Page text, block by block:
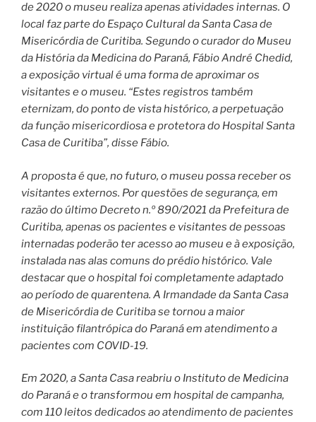
de 2020 o museu realiza apenas atividades internas. O
local faz parte do Espaço Cultural da Santa Casa de
Misericórdia de Curitiba. Segundo o curador do Museu
da História da Medicina do Paraná, Fábio André Chedid,
a exposição virtual é uma forma de aproximar os
visitantes e o museu. “Estes registros também
eternizam, do ponto de vista histórico, a perpetuação
da função misericordiosa e protetora do Hospital Santa
Casa de Curitiba”, disse Fábio.
A proposta é que, no futuro, o museu possa receber os
visitantes externos. Por questões de segurança, em
razão do último Decreto n.º 890/2021 da Prefeitura de
Curitiba, apenas os pacientes e visitantes de pessoas
internadas poderão ter acesso ao museu e à exposição,
instalada nas alas comuns do prédio histórico. Vale
destacar que o hospital foi completamente adaptado
ao período de quarentena. A Irmandade da Santa Casa
de Misericórdia de Curitiba se tornou a maior
instituição filantrópica do Paraná em atendimento a
pacientes com COVID-19.
Em 2020, a Santa Casa reabriu o Instituto de Medicina
do Paraná e o transformou em hospital de campanha,
com 110 leitos dedicados ao atendimento de pacientes